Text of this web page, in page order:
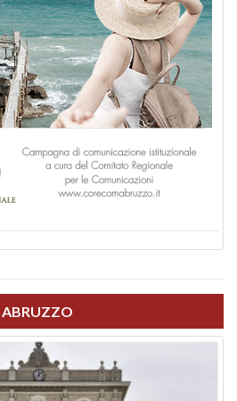
ABRUZZO